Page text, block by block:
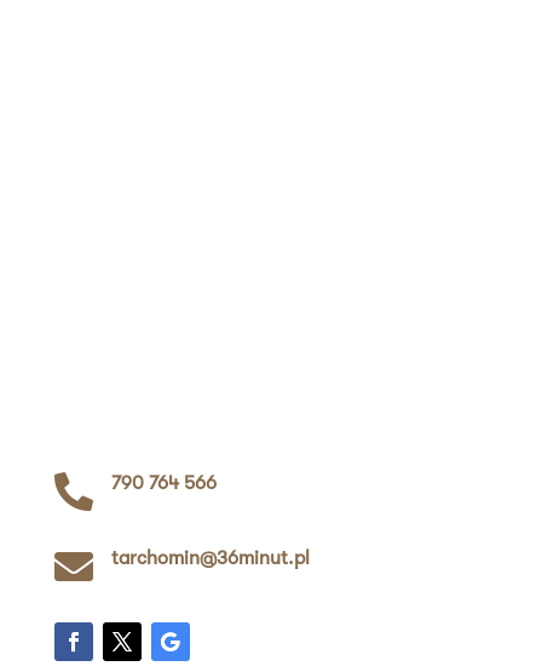
 790 764 566
 tarchomin@36minut.pl